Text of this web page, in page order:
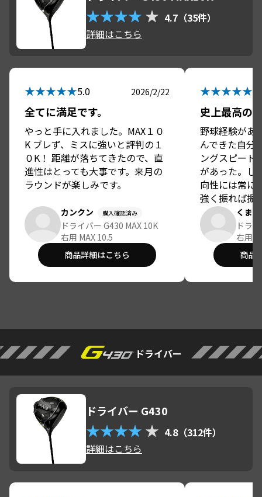
★★★★ ★ 4.7（35件）
詳細はこちら
★★★★★5.0 2026/2/22
全てに満足です。
やっと手に入れました。MAX１０
K ブレず、ミスに強いと評判の１
０K！ 距離が落ちてきたので、直
進性はとっても大事です。来月の
ラウンドが楽しみです。
カンクン 購入確認済み
ドライバー G430 MAX 10K
右用 MAX 10.5
商品詳細はこちら
★★★★★
史上最高の
野球経験があ
んできた自分
ングスピード
があった。し
向性には常に
強く振れば振
り、フェアウ
距離を優先し
イバーは「振
よく、多少
割り切って
として、OB
た瞬間に感じ
心感と直進性
際に打ってみ
ライバーとは
識に抑えてい
放できるよう
グ自体も安定
くま
ドラ
右用
商品
ドライバー
ドライバー G430
★★★★ ★ 4.8（312件）
詳細はこちら